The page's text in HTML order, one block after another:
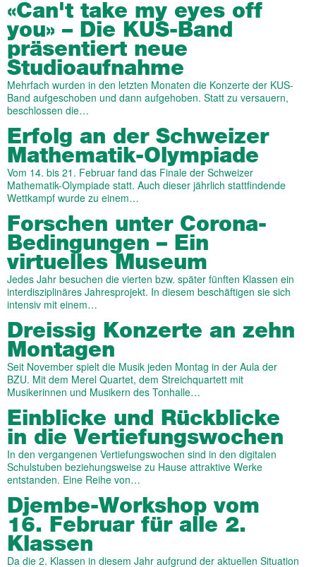
«Can't take my eyes off
you» – Die KUS-Band
präsentiert neue
Studioaufnahme
Mehrfach wurden in den letzten Monaten die Konzerte der KUS-
Band aufgeschoben und dann aufgehoben. Statt zu versauern,
beschlossen die…
Erfolg an der Schweizer
Mathematik-Olympiade
Vom 14. bis 21. Februar fand das Finale der Schweizer
Mathematik-Olympiade statt. Auch dieser jährlich stattfindende
Wettkampf wurde zu einem…
Forschen unter Corona-
Bedingungen – Ein
virtuelles Museum
Jedes Jahr besuchen die vierten bzw. später fünften Klassen ein
interdisziplinäres Jahresprojekt. In diesem beschäftigen sie sich
intensiv mit einem…
Dreissig Konzerte an zehn
Montagen
Seit November spielt die Musik jeden Montag in der Aula der
BZU. Mit dem Merel Quartet, dem Streichquartett mit
Musikerinnen und Musikern des Tonhalle…
Einblicke und Rückblicke
in die Vertiefungswochen
In den vergangenen Vertiefungswochen sind in den digitalen
Schulstuben beziehungsweise zu Hause attraktive Werke
entstanden. Eine Reihe von…
Djembe-Workshop vom
16. Februar für alle 2.
Klassen
Da die 2. Klassen in diesem Jahr aufgrund der aktuellen Situation